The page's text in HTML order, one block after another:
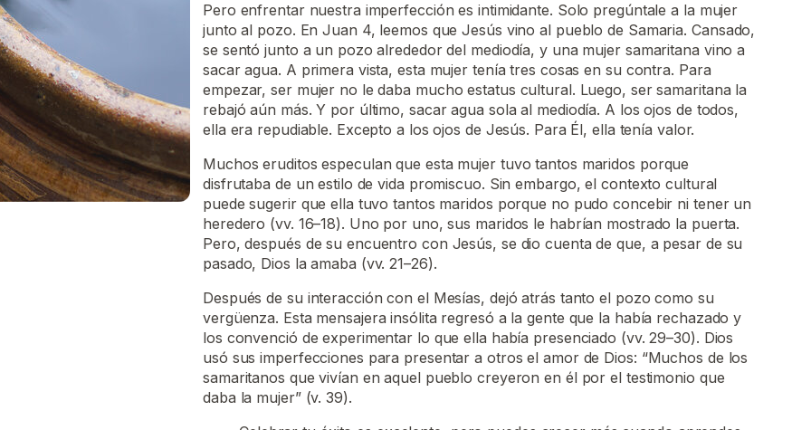
Pero enfrentar nuestra imperfección es intimidante. Solo pregúntale a la mujer
junto al pozo. En Juan 4, leemos que Jesús vino al pueblo de Samaria. Cansado,
se sentó junto a un pozo alrededor del mediodía, y una mujer samaritana vino a
sacar agua. A primera vista, esta mujer tenía tres cosas en su contra. Para
empezar, ser mujer no le daba mucho estatus cultural. Luego, ser samaritana la
rebajó aún más. Y por último, sacar agua sola al mediodía. A los ojos de todos,
ella era repudiable. Excepto a los ojos de Jesús. Para Él, ella tenía valor.
Muchos eruditos especulan que esta mujer tuvo tantos maridos porque
disfrutaba de un estilo de vida promiscuo. Sin embargo, el contexto cultural
puede sugerir que ella tuvo tantos maridos porque no pudo concebir ni tener un
heredero (vv. 16–18). Uno por uno, sus maridos le habrían mostrado la puerta.
Pero, después de su encuentro con Jesús, se dio cuenta de que, a pesar de su
pasado, Dios la amaba (vv. 21–26).
Después de su interacción con el Mesías, dejó atrás tanto el pozo como su
vergüenza. Esta mensajera insólita regresó a la gente que la había rechazado y
los convenció de experimentar lo que ella había presenciado (vv. 29–30). Dios
usó sus imperfecciones para presentar a otros el amor de Dios: “Muchos de los
samaritanos que vivían en aquel pueblo creyeron en él por el testimonio que
daba la mujer” (v. 39).